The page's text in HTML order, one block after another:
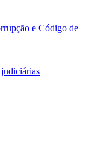
e Código de